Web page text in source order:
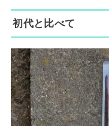
初代と比べて